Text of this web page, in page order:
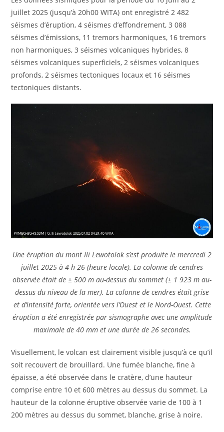
juillet 2025 (jusqu’à 20h00 WITA) ont enregistré 2 482
séismes d’éruption, 4 séismes d’effondrement, 3 088
séismes d’émissions, 11 tremors harmoniques, 16 tremors
non harmoniques, 3 séismes volcaniques hybrides, 8
séismes volcaniques superficiels, 2 séismes volcaniques
profonds, 2 séismes tectoniques locaux et 16 séismes
tectoniques distants.
Une éruption du mont Ili Lewotolok s’est produite le mercredi 2
juillet 2025 à 4 h 26 (heure locale). La colonne de cendres
observée était de ± 500 m au-dessus du sommet (± 1 923 m au-
dessus du niveau de la mer). La colonne de cendres était grise
et d’intensité forte, orientée vers l’Ouest et le Nord-Ouest. Cette
éruption a été enregistrée par sismographe avec une amplitude
maximale de 40 mm et une durée de 26 secondes.
Visuellement, le volcan est clairement visible jusqu’à ce qu’il
soit recouvert de brouillard. Une fumée blanche, fine à
épaisse, a été observée dans le cratère, d’une hauteur
comprise entre 10 et 600 mètres au dessus du sommet. La
hauteur de la colonne éruptive observée varie de 100 à 1
200 mètres au dessus du sommet, blanche, grise à noire.